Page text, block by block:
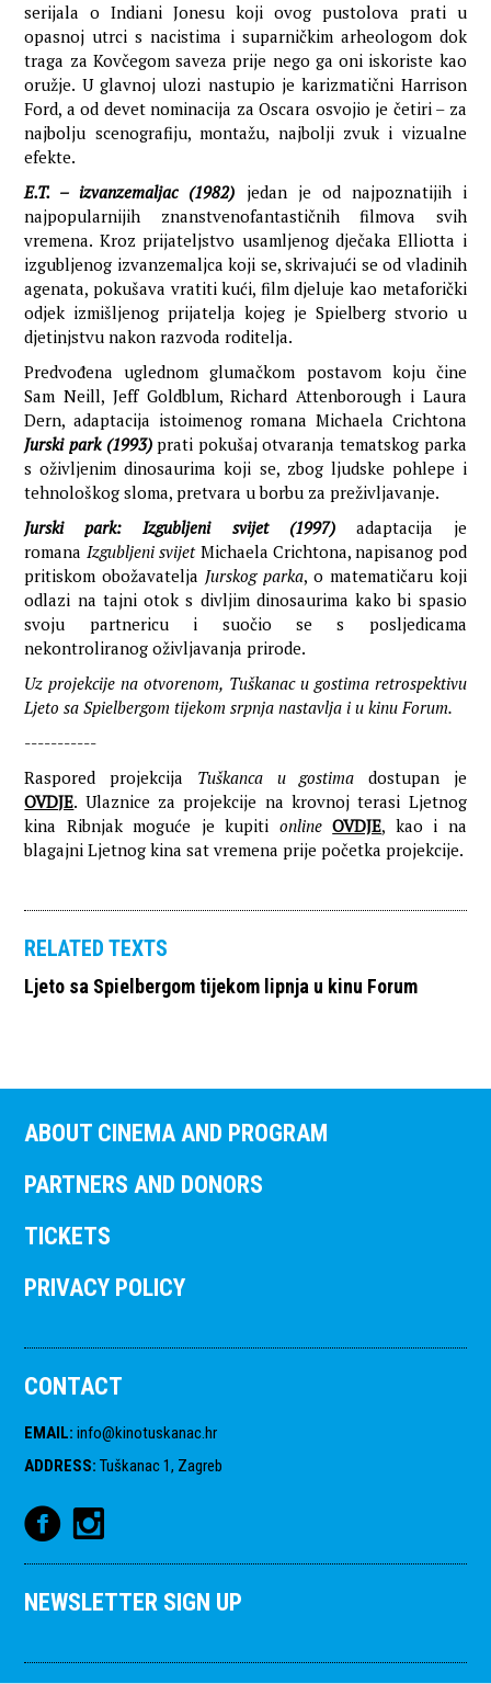
serijala o Indiani Jonesu koji ovog pustolova prati u
opasnoj utrci s nacistima i suparničkim arheologom dok
traga za Kovčegom saveza prije nego ga oni iskoriste kao
oružje. U glavnoj ulozi nastupio je karizmatični Harrison
Ford, a od devet nominacija za Oscara osvojio je četiri – za
najbolju scenografiju, montažu, najbolji zvuk i vizualne
efekte.
E.T. – izvanzemaljac (1982) jedan je od najpoznatijih i
najpopularnijih znanstvenofantastičnih filmova svih
vremena. Kroz prijateljstvo usamljenog dječaka Elliotta i
izgubljenog izvanzemaljca koji se, skrivajući se od vladinih
agenata, pokušava vratiti kući, film djeluje kao metaforički
odjek izmišljenog prijatelja kojeg je Spielberg stvorio u
djetinjstvu nakon razvoda roditelja.
Predvođena uglednom glumačkom postavom koju čine
Sam Neill, Jeff Goldblum, Richard Attenborough i Laura
Dern, adaptacija istoimenog romana Michaela Crichtona
Jurski park (1993)prati pokušaj otvaranja tematskog parka
s oživljenim dinosaurima koji se, zbog ljudske pohlepe i
tehnološkog sloma, pretvara u borbu za preživljavanje.
Jurski park: Izgubljeni svijet (1997)adaptacija je
romana Izgubljeni svijetMichaela Crichtona, napisanog pod
pritiskom obožavatelja Jurskog parka, o matematičaru koji
odlazi na tajni otok s divljim dinosaurima kako bi spasio
svoju partnericu i suočio se s posljedicama
nekontroliranog oživljavanja prirode.
Uz projekcije na otvorenom, Tuškanac u gostima retrospektivu
Ljeto sa Spielbergom tijekom srpnja nastavlja i u kinu Forum.
-----------
Raspored projekcija Tuškanca u gostima dostupan je
OVDJE. Ulaznice za projekcije na krovnoj terasi Ljetnog
kina Ribnjak moguće je kupiti online OVDJE, kao i na
blagajni Ljetnog kina sat vremena prije početka projekcije.
RELATED TEXTS
Ljeto sa Spielbergom tijekom lipnja u kinu Forum
ABOUT CINEMA AND PROGRAM
PARTNERS AND DONORS
TICKETS
PRIVACY POLICY
CONTACT
EMAIL: info@kinotuskanac.hr
ADDRESS: Tuškanac 1, Zagreb
NEWSLETTER SIGN UP